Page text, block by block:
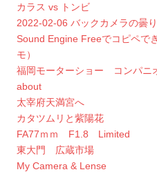
カラス vs トンビ
2022-02-06 バックカメラの曇
Sound Engine Freeでコピペで
モ）
福岡モーターショー コンパ
about
太宰府天満宮へ
カタツムリと紫陽花
FA77ｍｍ F1.8 Limited
東大門 広蔵市場
My Camera & Lense